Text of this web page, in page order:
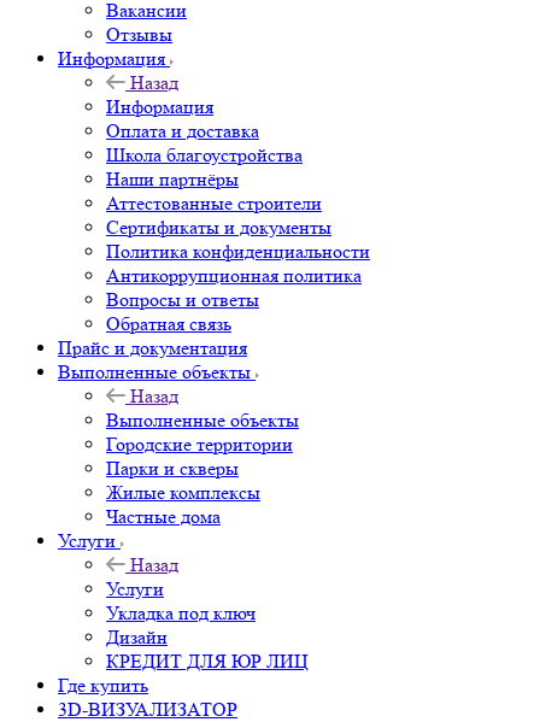
Вакансии
Отзывы
Информация
Назад
Информация
Оплата и доставка
Школа благоустройства
Наши партнёры
Аттестованные строители
Сертификаты и документы
Политика конфиденциальности
Антикоррупционная политика
Вопросы и ответы
Обратная связь
Прайс и документация
Выполненные объекты
Назад
Выполненные объекты
Городские территории
Парки и скверы
Жилые комплексы
Частные дома
Услуги
Назад
Услуги
Укладка под ключ
Дизайн
КРЕДИТ ДЛЯ ЮР ЛИЦ
Где купить
3D-ВИЗУАЛИЗАТОР